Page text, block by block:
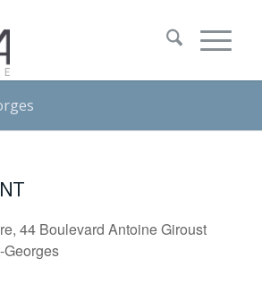
44 Boulevard Antoine Giroust